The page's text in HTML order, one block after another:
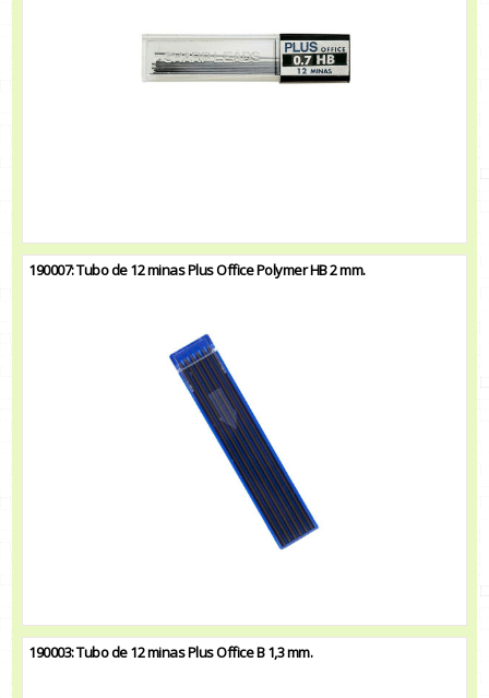
190007: Tubo de 12 minas Plus Office Polymer HB 2 mm.
190003: Tubo de 12 minas Plus Office B 1,3 mm.